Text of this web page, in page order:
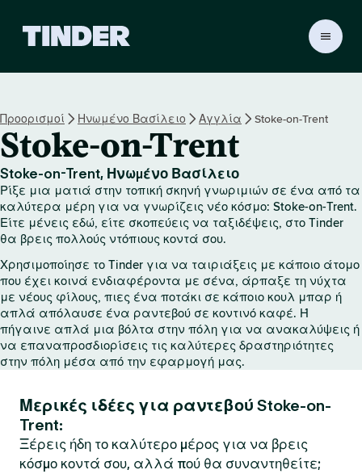
ή
σ
ε
λ
ί
δ
α
T
n
d
e
r
Προορισμοί Ηνωμένο Βασίλειο Αγγλία Stoke-on-Trent
Stoke-on-Trent
Stoke-on-Trent, Ηνωμένο Βασίλειο
Ρίξε μια ματιά στην τοπική σκηνή γνωριμιών σε ένα από τα
καλύτερα μέρη για να γνωρίζεις νέο κόσμο: Stoke-on-Trent.
Είτε μένεις εδώ, είτε σκοπεύεις να ταξιδέψεις, στο Tinder
θα βρεις πολλούς ντόπιους κοντά σου.
Χρησιμοποίησε το Tinder για να ταιριάξεις με κάποιο άτομο
που έχει κοινά ενδιαφέροντα με σένα, άρπαξε τη νύχτα
με νέους φίλους, πιες ένα ποτάκι σε κάποιο κουλ μπαρ ή
απλά απόλαυσε ένα ραντεβού σε κοντινό καφέ. Ή
πήγαινε απλά μια βόλτα στην πόλη για να ανακαλύψεις ή
να επαναπροσδιορίσεις τις καλύτερες δραστηριότητες
στην πόλη μέσα από την εφαρμογή μας.
Μερικές ιδέες για ραντεβού Stoke-on-
Trent:
Ξέρεις ήδη το καλύτερο μέρος για να βρεις
κόσμο κοντά σου, αλλά πού θα συναντηθείτε;